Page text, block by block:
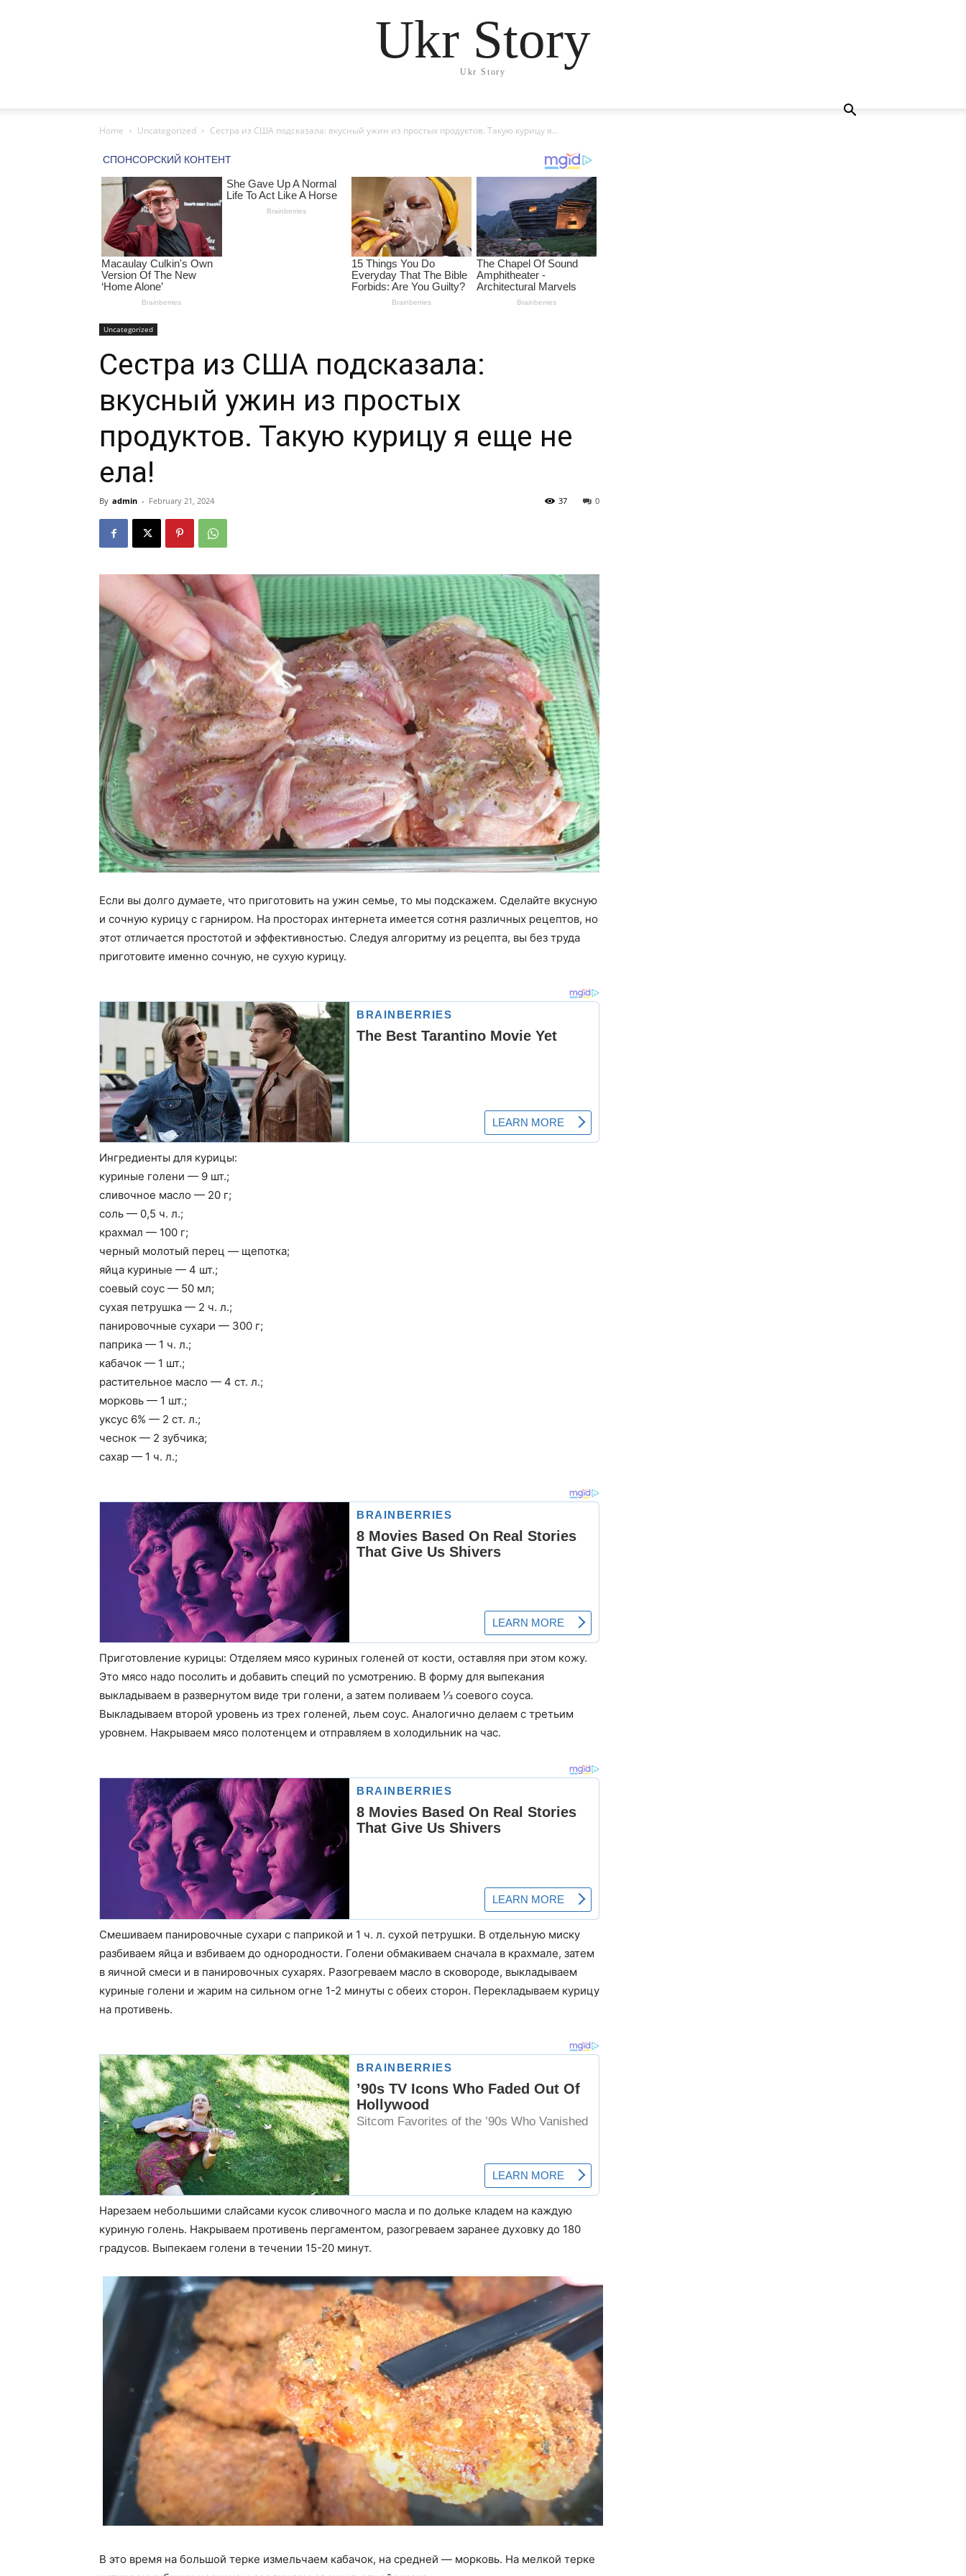
Ukr Story
Ukr Story
Home Uncategorized Сестра из США подсказала: вкусный ужин из простых продуктов. Такую курицу я...
Uncategorized
Сестра из США подсказала:
вкусный ужин из простых
продуктов. Такую курицу я еще не
ела!
By admin - February 21, 2024 0
37
Если вы долго думаете, что приготовить на ужин семье, то мы подскажем. Сделайте вкусную
и сочную курицу с гарниром. На просторах интернета имеется сотня различных рецептов, но
этот отличается простотой и эффективностью. Следуя алгоритму из рецепта, вы без труда
приготовите именно сочную, не сухую курицу.
Ингредиенты для курицы:
куриные голени — 9 шт.;
сливочное масло — 20 г;
соль — 0,5 ч. л.;
крахмал — 100 г;
черный молотый перец — щепотка;
яйца куриные — 4 шт.;
соевый соус — 50 мл;
сухая петрушка — 2 ч. л.;
панировочные сухари — 300 г;
паприка — 1 ч. л.;
кабачок — 1 шт.;
растительное масло — 4 ст. л.;
морковь — 1 шт.;
уксус 6% — 2 ст. л.;
чеснок — 2 зубчика;
сахар — 1 ч. л.;
Приготовление курицы: Отделяем мясо куриных голеней от кости, оставляя при этом кожу.
Это мясо надо посолить и добавить специй по усмотрению. В форму для выпекания
выкладываем в развернутом виде три голени, а затем поливаем ⅓ соевого соуса.
Выкладываем второй уровень из трех голеней, льем соус. Аналогично делаем с третьим
уровнем. Накрываем мясо полотенцем и отправляем в холодильник на час.
Смешиваем панировочные сухари с паприкой и 1 ч. л. сухой петрушки. В отдельную миску
разбиваем яйца и взбиваем до однородности. Голени обмакиваем сначала в крахмале, затем
в яичной смеси и в панировочных сухарях. Разогреваем масло в сковороде, выкладываем
куриные голени и жарим на сильном огне 1-2 минуты с обеих сторон. Перекладываем курицу
на противень.
Нарезаем небольшими слайсами кусок сливочного масла и по дольке кладем на каждую
куриную голень. Накрываем противень пергаментом, разогреваем заранее духовку до 180
градусов. Выпекаем голени в течении 15-20 минут.
В это время на большой терке измельчаем кабачок, на средней — морковь. На мелкой терке